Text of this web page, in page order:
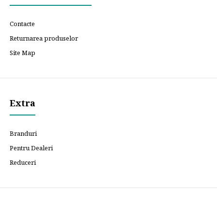
Contacte
Returnarea produselor
Site Map
Extra
Branduri
Pentru Dealeri
Reduceri